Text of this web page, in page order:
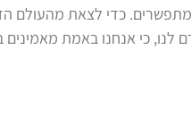
כדי לצאת מהעולם
לנו, כי אנחנו באמת